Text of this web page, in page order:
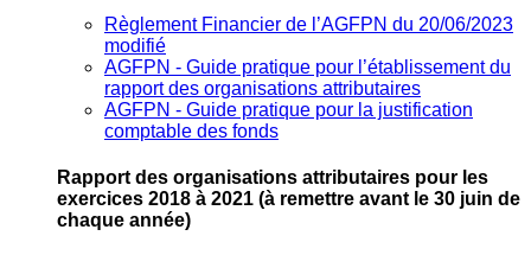
Règlement Financier de l’AGFPN du 20/06/2023
modifié
AGFPN ‐ Guide pratique pour l’établissement du
rapport des organisations attributaires
AGFPN ‐ Guide pratique pour la justification
comptable des fonds
Rapport des organisations attributaires pour les
exercices 2018 à 2021 (à remettre avant le 30 juin de
chaque année)